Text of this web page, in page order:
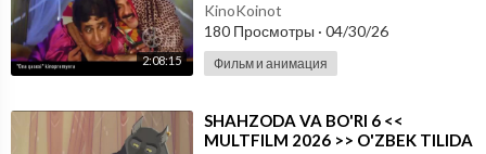
2:08:15
KinoKoinot
180 Просмотры · 04/30/26
Фильм и анимация
⁣SHAHZODA VA BO'RI 6 <<
MULTFILM 2026 >> O'ZBEK TILIDA